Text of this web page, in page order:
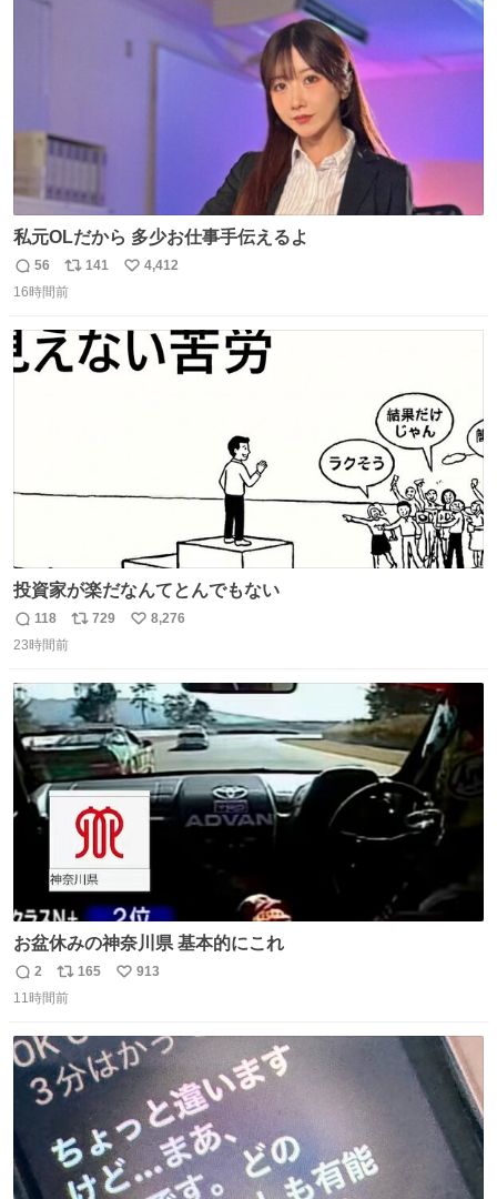
私元OLだから 多少お仕事手伝えるよ
返
信
56
リ
ポ
ト
数
141
い
数
4,412
16時間前
投資家が楽だなんてとんでもない
返
信
118
リ
ト
数
729
い
数
8,276
23時間前
お盆休みの神奈川県 基本的にこれ
返
信
2
リ
ポ
ト
数
165
い
数
913
11時間前